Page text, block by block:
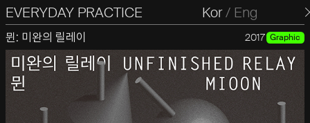
EVERYDAY PRACTICE
일상의실천 Kor/ Eng
뮌: 미완의 릴레이 2017 Graphic